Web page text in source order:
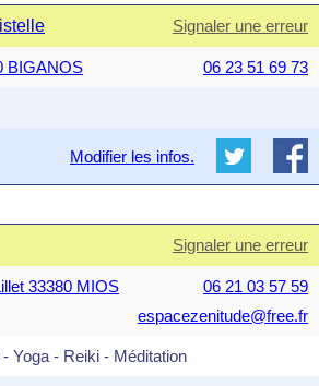
Signaler une erreur
BIGANOS 06 23 51 69 73
Modifier les infos.
Signaler une erreur
33380 MIOS
06 21 03 57 59
espacezenitude@free.fr
Yoga - Reiki - Méditation